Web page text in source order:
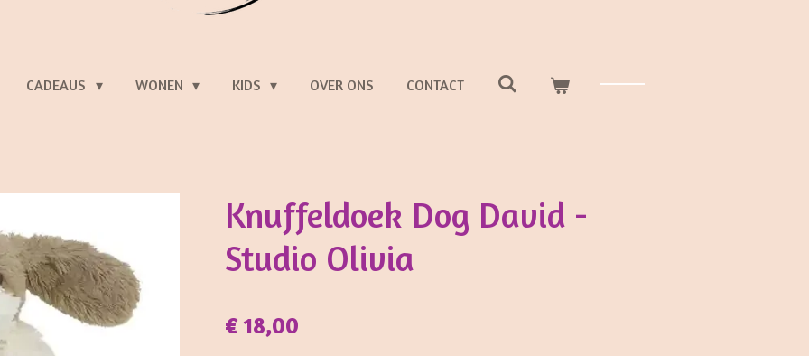
CADEAUS WONEN KIDS OVER ONS CONTACT
Knuffeldoek Dog David -
Studio Olivia
€ 18,00